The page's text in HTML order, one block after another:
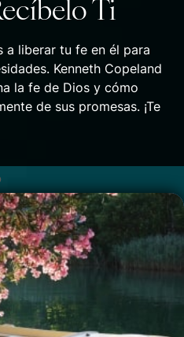
Ti
a liberar tu fe en él para
Kenneth Copeland
la fe de Dios y cómo
de sus promesas. ¡Te